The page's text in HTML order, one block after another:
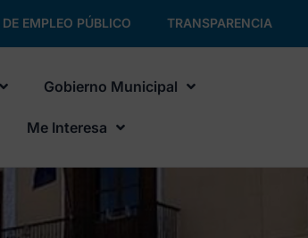
DE EMPLEO PÚBLICO TRANSPARENCIA
Gobierno Municipal
Me Interesa